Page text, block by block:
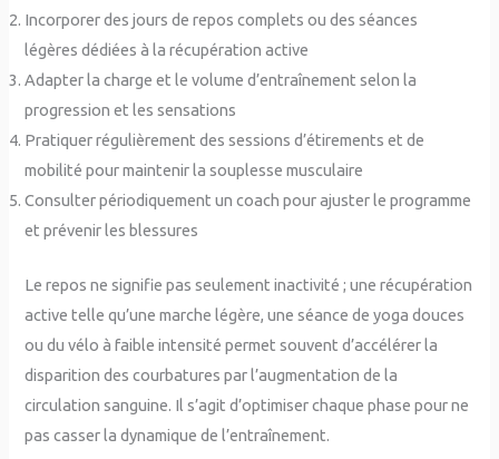
Incorporer des jours de repos complets ou des séances
légères dédiées à la récupération active
Adapter la charge et le volume d’entraînement selon la
progression et les sensations
Pratiquer régulièrement des sessions d’étirements et de
mobilité pour maintenir la souplesse musculaire
Consulter périodiquement un coach pour ajuster le programme
et prévenir les blessures
Le repos ne signifie pas seulement inactivité ; une récupération
active telle qu’une marche légère, une séance de yoga douces
ou du vélo à faible intensité permet souvent d’accélérer la
disparition des courbatures par l’augmentation de la
circulation sanguine. Il s’agit d’optimiser chaque phase pour ne
pas casser la dynamique de l’entraînement.